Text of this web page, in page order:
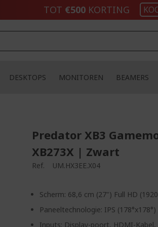
TOT €500KORTING
DESKTOPS MONITOREN BEAMERS
Predator XB3
XB273X | Zwart
Ref. UM.HX3EE.X04
Scherm: 68,6 cm (27") Full HD
Paneeltechnologie: IPS (178°x178°)
Inputs: Display-poort, HDMI-Kabel,